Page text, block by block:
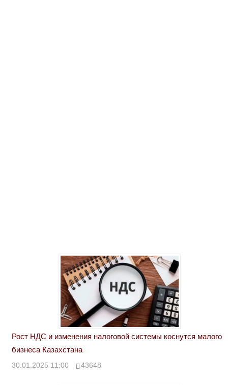
Рост НДС и изменения налоговой системы коснутся малого
бизнеса Казахстана
30.01.2025 11:00 43648